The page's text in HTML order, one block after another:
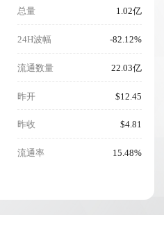
总量 1.02亿
24H波幅 -82.12%
流通数量 22.03亿
昨开 $12.45
昨收 $4.81
流通率 15.48%